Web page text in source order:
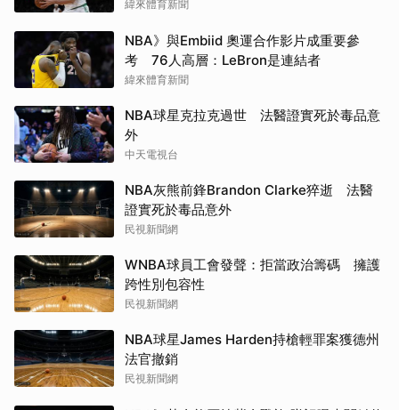
為政治棋子」
緯來體育新聞
NBA》與Embiid 奧運合作影片成重要參
考 76人高層：LeBron是連結者
緯來體育新聞
NBA球星克拉克過世 法醫證實死於毒品意
外
中天電視台
NBA灰熊前鋒Brandon Clarke猝逝 法醫
證實死於毒品意外
民視新聞網
WNBA球員工會發聲：拒當政治籌碼 擁護
跨性別包容性
民視新聞網
NBA球星James Harden持槍輕罪案獲德州
法官撤銷
民視新聞網